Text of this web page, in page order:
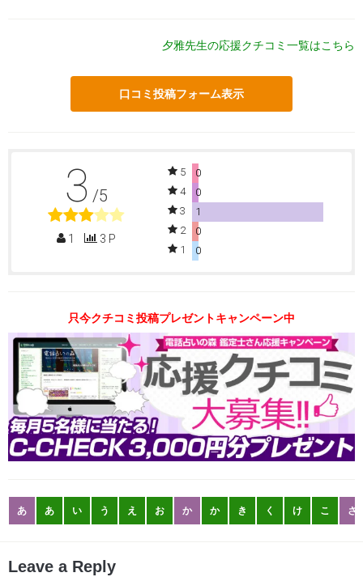
夕雅先生の応援クチコミ一覧はこちら
口コミ投稿フォーム表示
3 /5
1 3 P
5
0
4
0
3
1
2
0
1
0
只今クチコミ投稿プレゼントキャンペーン中
あ あ い う え お か か き く け こ さ
Leave a Reply